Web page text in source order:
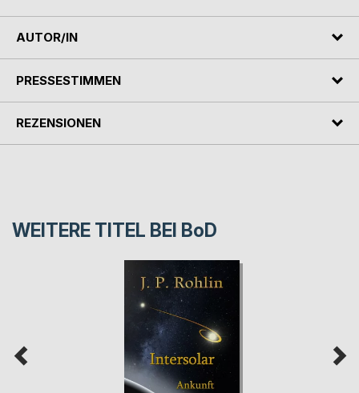
AUTOR/IN
PRESSESTIMMEN
REZENSIONEN
WEITERE TITEL BEI BoD